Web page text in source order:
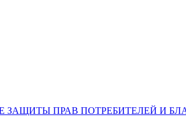
ЗАЩИТЫ ПРАВ ПОТРЕБИТЕЛЕЙ И